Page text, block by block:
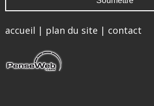
accueil | plan du site | contact